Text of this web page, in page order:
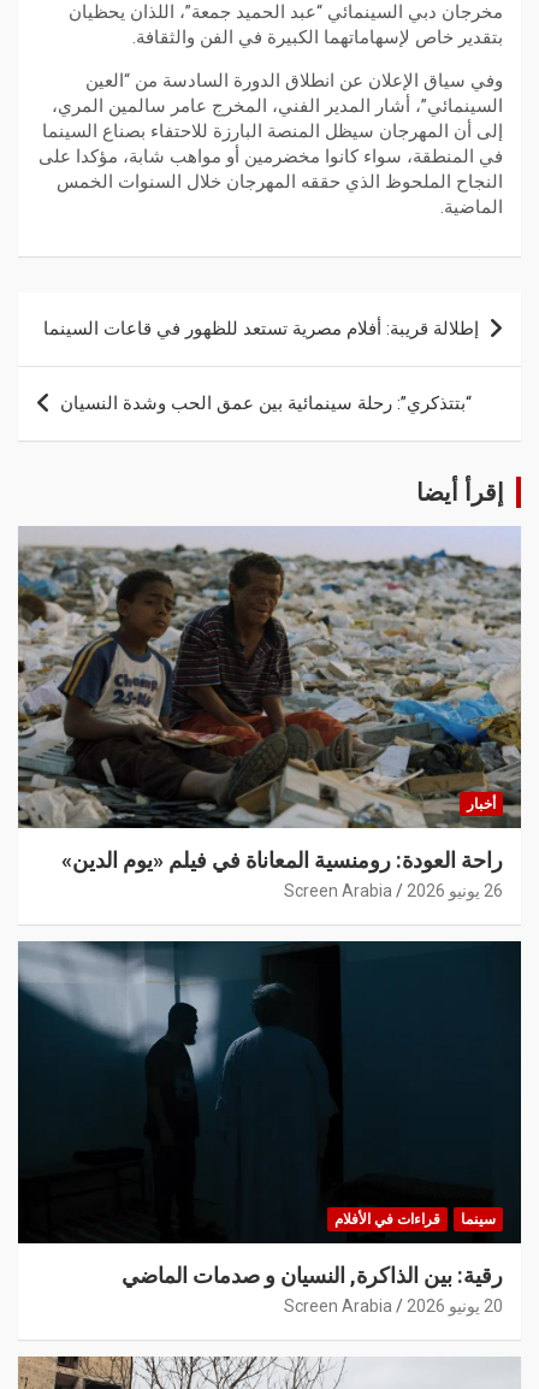
مخرجان دبي السينمائي “عبد الحميد جمعة”، اللذان يحظيان
بتقدير خاص لإسهاماتهما الكبيرة في الفن والثقافة.
وفي سياق الإعلان عن انطلاق الدورة السادسة من “العين
السينمائي”، أشار المدير الفني، المخرج عامر سالمين المري،
إلى أن المهرجان سيظل المنصة البارزة للاحتفاء بصناع السينما
في المنطقة، سواء كانوا مخضرمين أو مواهب شابة، مؤكدا على
النجاح الملحوظ الذي حققه المهرجان خلال السنوات الخمس
الماضية.
إطلالة قريبة: أفلام مصرية تستعد للظهور في قاعات السينما
“بتتذكري”: رحلة سينمائية بين عمق الحب وشدة النسيان
إقرأ أيضا
أخبار
راحة العودة: رومنسية المعاناة في فيلم «يوم الدين»
26 يونيو 2026 Screen Arabia
سينما قراءات في الأفلام
رقية: بين الذاكرة, النسيان و صدمات الماضي
20 يونيو 2026 Screen Arabia